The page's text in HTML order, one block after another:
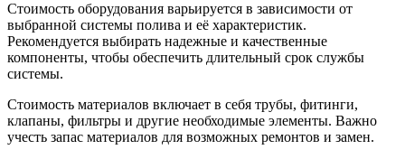
Стоимость оборудования варьируется в зависимости от
выбранной системы полива и её характеристик.
Рекомендуется выбирать надежные и качественные
компоненты, чтобы обеспечить длительный срок службы
системы.
Стоимость материалов включает в себя трубы, фитинги,
клапаны, фильтры и другие необходимые элементы. Важно
учесть запас материалов для возможных ремонтов и замен.